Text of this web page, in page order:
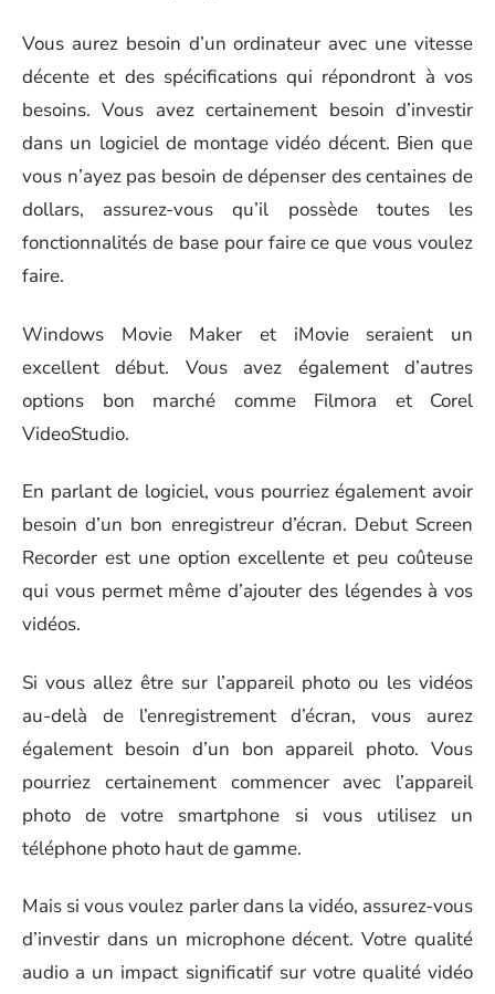
Vous aurez besoin d’un ordinateur avec une vitesse
décente et des spécifications qui répondront à vos
besoins. Vous avez certainement besoin d’investir
dans un logiciel de montage vidéo décent. Bien que
vous n’ayez pas besoin de dépenser des centaines de
dollars, assurez-vous qu’il possède toutes les
fonctionnalités de base pour faire ce que vous voulez
faire.
Windows Movie Maker et iMovie seraient un
excellent début. Vous avez également d’autres
options bon marché comme Filmora et Corel
VideoStudio.
En parlant de logiciel, vous pourriez également avoir
besoin d’un bon enregistreur d’écran. Debut Screen
Recorder est une option excellente et peu coûteuse
qui vous permet même d’ajouter des légendes à vos
vidéos.
Si vous allez être sur l’appareil photo ou les vidéos
au-delà de l’enregistrement d’écran, vous aurez
également besoin d’un bon appareil photo. Vous
pourriez certainement commencer avec l’appareil
photo de votre smartphone si vous utilisez un
téléphone photo haut de gamme.
Mais si vous voulez parler dans la vidéo, assurez-vous
d’investir dans un microphone décent. Votre qualité
audio a un impact significatif sur votre qualité vidéo